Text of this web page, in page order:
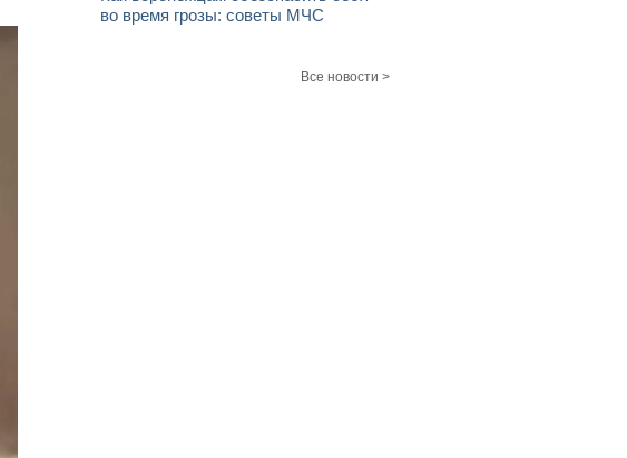
во время грозы: советы МЧС
Все новости >